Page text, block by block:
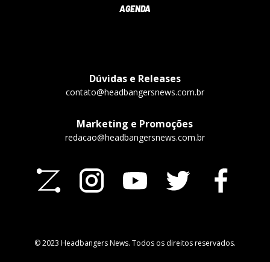
AGENDA
Dúvidas e Releases
contato@headbangersnews.com.br
Marketing e Promoções
redacao@headbangersnews.com.br
© 2023 Headbangers News. Todos os direitos reservados.